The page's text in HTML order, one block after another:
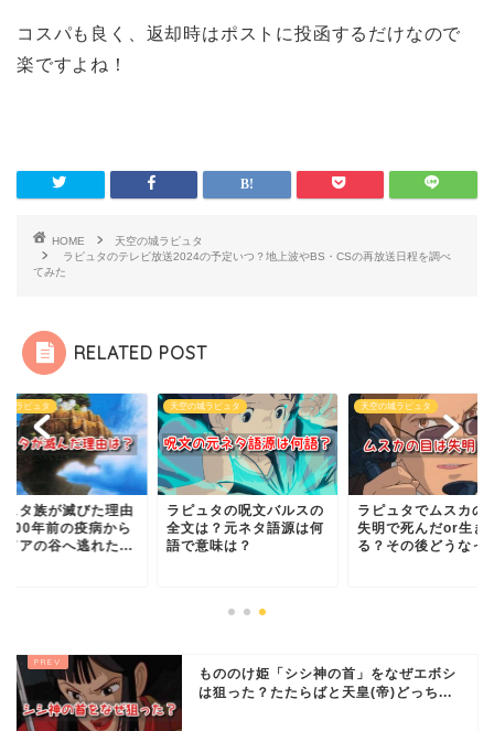
コスパも良く、返却時はポストに投函するだけなので
楽ですよね！
HOME
天空の城ラピュタ
ラピュタのテレビ放送2024の予定いつ？地上波やBS・CSの再放送日程を調べ
てみた
RELATED POST
城ラピュタ
ュタ族が滅びた理由
700年前の疫病から
ドアの谷へ逃れた...
天空の城ラピュタ
ラピュタの呪文バルスの
全文は？元ネタ語源は何
語で意味は？
天空の城ラピュタ
ラピュタでムスカの
失明で死んだor生き
る？その後どうなっ
もののけ姫「シシ神の首」をなぜエボシ
は狙った？たたらばと天皇(帝)どっち...